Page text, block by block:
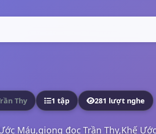
Thy 1 tập 281 lượt nghe
Máu,giọng đọc Trần Thy,Khế